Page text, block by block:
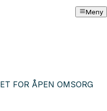
Meny
FOR ÅPEN OMSORG